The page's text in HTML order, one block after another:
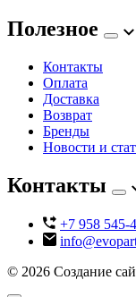
Полезное
Контакты
Оплата
Доставка
Возврат
Бренды
Новости и
Контакты
+7 958 545-
© 2026 Создание